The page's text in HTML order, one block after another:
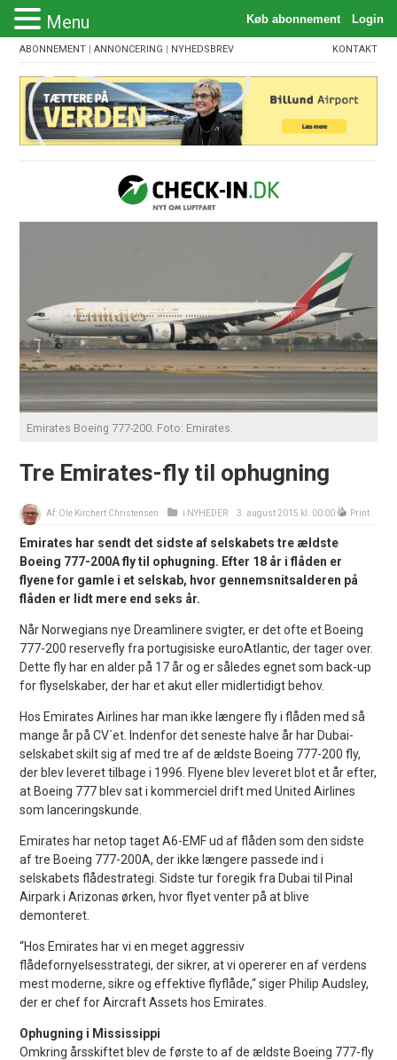
ABONNEMENT |ANNONCERING | NYHEDSBREV KONTAKT
Emirates Boeing 777-200. Foto: Emirates.
Tre Emirates-fly til ophugning
Af: Ole Kirchert Christensen i NYHEDER 3. august 2015 kl. 00:00 Print
Emirates har sendt det sidste af selskabets tre ældste
Boeing 777-200A fly til ophugning. Efter 18 år i flåden er
flyene for gamle i et selskab, hvor gennemsnitsalderen på
flåden er lidt mere end seks år.
Når Norwegians nye Dreamlinere svigter, er det ofte et Boeing
777-200 reservefly fra portugisiske euroAtlantic, der tager over.
Dette fly har en alder på 17 år og er således egnet som back-up
for flyselskaber, der har et akut eller midlertidigt behov.
Hos Emirates Airlines har man ikke længere fly i flåden med så
mange år på CV´et. Indenfor det seneste halve år har Dubai-
selskabet skilt sig af med tre af de ældste Boeing 777-200 fly,
der blev leveret tilbage i 1996. Flyene blev leveret blot et år efter,
at Boeing 777 blev sat i kommerciel drift med United Airlines
som lanceringskunde.
Emirates har netop taget A6-EMF ud af flåden som den sidste
af tre Boeing 777-200A, der ikke længere passede ind i
selskabets flådestrategi. Sidste tur foregik fra Dubai til Pinal
Airpark i Arizonas ørken, hvor flyet venter på at blive
demonteret.
“Hos Emirates har vi en meget aggressiv
flådefornyelsesstrategi, der sikrer, at vi opererer en af verdens
mest moderne, sikre og effektive flyflåde,“ siger Philip Audsley,
der er chef for Aircraft Assets hos Emirates.
Ophugning i Mississippi
Omkring årsskiftet blev de første to af de ældste Boeing 777-fly
Menu